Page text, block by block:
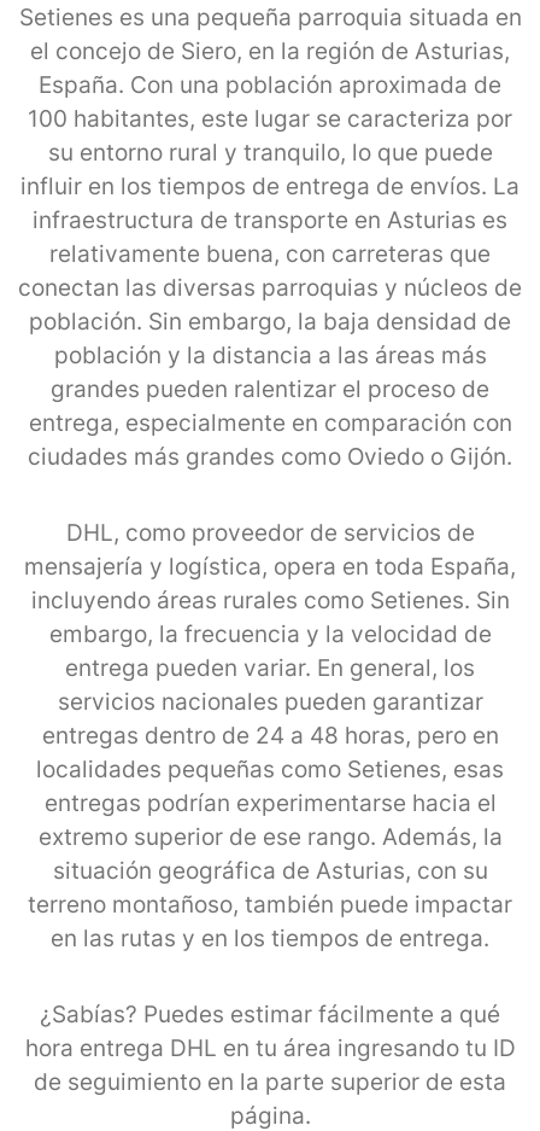
Setienes es una pequeña parroquia situada en
el concejo de Siero, en la región de Asturias,
España. Con una población aproximada de
100 habitantes, este lugar se caracteriza por
su entorno rural y tranquilo, lo que puede
influir en los tiempos de entrega de envíos. La
infraestructura de transporte en Asturias es
relativamente buena, con carreteras que
conectan las diversas parroquias y núcleos de
población. Sin embargo, la baja densidad de
población y la distancia a las áreas más
grandes pueden ralentizar el proceso de
entrega, especialmente en comparación con
ciudades más grandes como Oviedo o Gijón.
DHL, como proveedor de servicios de
mensajería y logística, opera en toda España,
incluyendo áreas rurales como Setienes. Sin
embargo, la frecuencia y la velocidad de
entrega pueden variar. En general, los
servicios nacionales pueden garantizar
entregas dentro de 24 a 48 horas, pero en
localidades pequeñas como Setienes, esas
entregas podrían experimentarse hacia el
extremo superior de ese rango. Además, la
situación geográfica de Asturias, con su
terreno montañoso, también puede impactar
en las rutas y en los tiempos de entrega.
¿Sabías? Puedes estimar fácilmente a qué
hora entrega DHL en tu área ingresando tu ID
de seguimiento en la parte superior de esta
página.